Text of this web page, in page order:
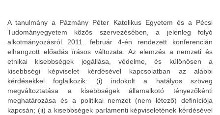
A tanulmány a Pázmány Péter Katolikus Egyetem és a Pécsi
Tudományegyetem közös szervezésében, a jelenleg folyó
alkotmányozásról 2011. február 4-én rendezett konferencián
elhangzott előadás írásos változata. Az elemzés a nemzeti és
etnikai kisebbségek jogállása, védelme, és különösen a
kisebbségi képviselet kérdésével kapcsolatban az alábbi
kérdésekkel foglalkozik: (i) indokolt a hatályos szöveg
megváltoztatása a kisebbségek államalkotó tényezőkénti
meghatározása és a politikai nemzet (nem létező) definíciója
kapcsán; (ii) a kisebbségek parlamenti képviseletének kérdésével